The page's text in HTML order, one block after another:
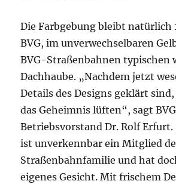
Die Farbgebung bleibt natürlich
BVG, im unverwechselbaren
BVG-Straßenbahnen typischen
Dachhaube. „Nachdem jetzt
Details des Designs geklärt
das Geheimnis lüften“, sagt
Betriebsvorstand Dr. Rolf Erfurt.
ist unverkennbar ein Mitglied
Straßenbahnfamilie und hat
eigenes Gesicht. Mit frischem